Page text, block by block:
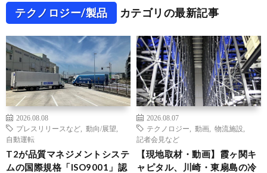
テクノロジー/製品 カテゴリの最新記事
2026.08.08
プレスリリースなど
動向/展望
自動運転
T2が品質マネジメントシステ
ムの国際規格「ISO9001」認
2026.08.07
テクノロジー
動画 物流施設
記者会見など
【現地取材・動画】霞ヶ関キ
ャピタル、川崎・東扇島の冷